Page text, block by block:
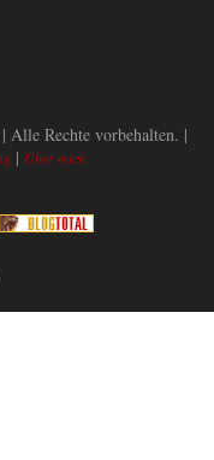
Alle Rechte vorbehalten. |
| Über mich